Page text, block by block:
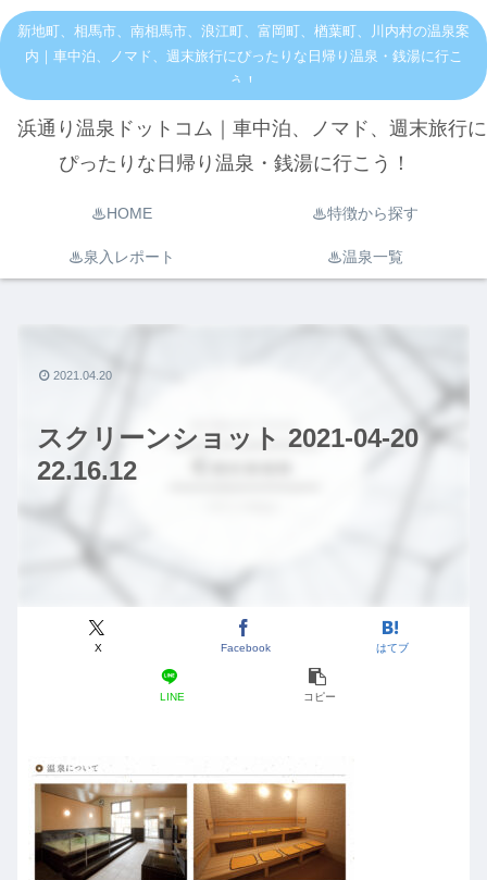
新地町、相馬市、南相馬市、浪江町、富岡町、楢葉町、川内村の温泉案
内｜車中泊、ノマド、週末旅行にぴったりな日帰り温泉・銭湯に行こ
う！
浜通り温泉ドットコム｜車中泊、ノマド、週末旅行に
ぴったりな日帰り温泉・銭湯に行こう！
♨︎HOME ♨︎特徴から探す
♨︎泉入レポート ♨︎温泉一覧
スクリーンショット 2021-04-20
22.16.12
X Facebook はてブ
LINE コピー
2021.04.20